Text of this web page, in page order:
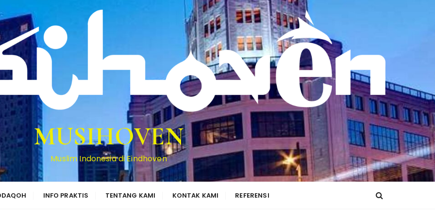
MUSIHOVEN
Muslim Indonesia di Eindhoven
INFO PRAKTIS TENTANG KAMI KONTAK KAMI REFERENSI